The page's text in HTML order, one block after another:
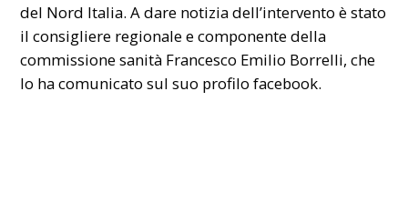
del Nord Italia. A dare notizia dell’intervento è stato
il consigliere regionale e componente della
commissione sanità Francesco Emilio Borrelli, che
lo ha comunicato sul suo profilo facebook.